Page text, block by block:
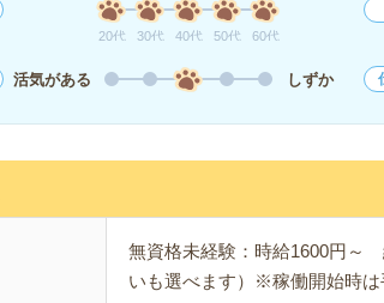
20代 30代 40代 50代 60代
活気がある しずか
無資格未経験：時給1600円
いも選べます）※稼働開始時は